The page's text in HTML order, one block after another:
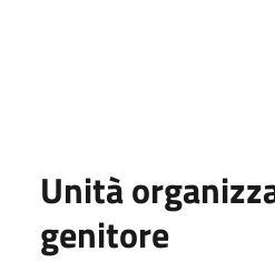
Unità
genitore